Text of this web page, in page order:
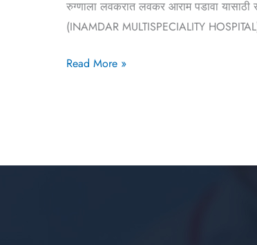
रुग्णाला लवकरात लवकर आराम पडावा
(INAMDAR MULTISPECIALITY
Read More »